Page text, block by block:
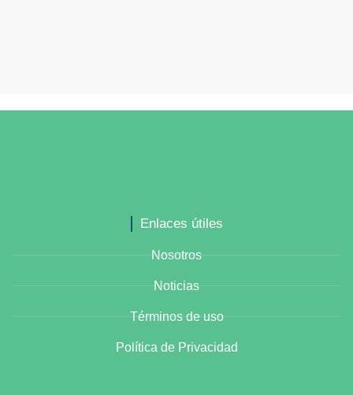
Enlaces útiles
Nosotros
Noticias
Términos de uso
Política de Privacidad